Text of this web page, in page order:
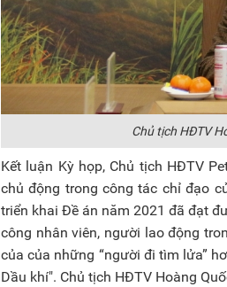
Chủ tịch HĐTV
Kết luận Kỳ họp, Chủ tịch HĐTV
chủ động trong công tác chỉ đạo
triển khai Đề án năm 2021 đã đạt
công nhân viên, người lao động
của của những “người đi tìm lửa”
Dầu khí". Chủ tịch HĐTV Hoàng